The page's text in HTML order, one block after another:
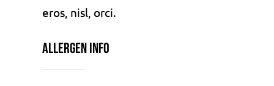
eros, nisl, orci.
Allergen Info